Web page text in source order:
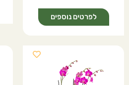
לפרטים נוספים